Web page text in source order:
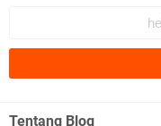
Tentang Blog